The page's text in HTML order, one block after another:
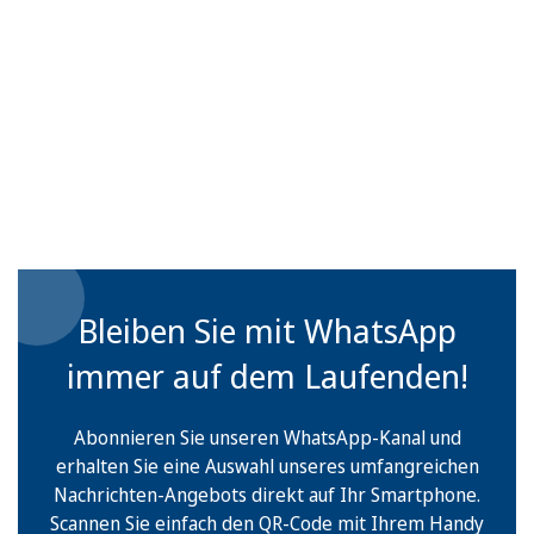
Bleiben Sie mit WhatsApp
immer auf dem Laufenden!
Abonnieren Sie unseren WhatsApp-Kanal und
erhalten Sie eine Auswahl unseres umfangreichen
Nachrichten-Angebots direkt auf Ihr Smartphone.
Scannen Sie einfach den QR-Code mit Ihrem Handy